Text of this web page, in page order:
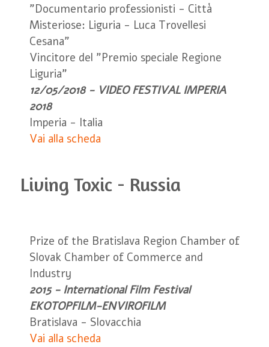
"Documentario professionisti - Città
Misteriose: Liguria - Luca Trovellesi
Cesana"
Vincitore del "Premio speciale Regione
Liguria"
12/05/2018 - VIDEO FESTIVAL IMPERIA
2018
Imperia - Italia
Vai alla scheda
Living Toxic - Russia
Prize of the Bratislava Region Chamber of
Slovak Chamber of Commerce and
Industry
2015 - International Film Festival
EKOTOPFILM-ENVIROFILM
Bratislava - Slovacchia
Vai alla scheda